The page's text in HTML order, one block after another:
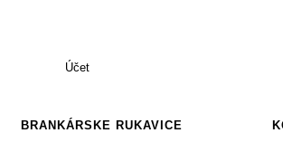
Účet
BRANKÁRSKE RUKAVICE